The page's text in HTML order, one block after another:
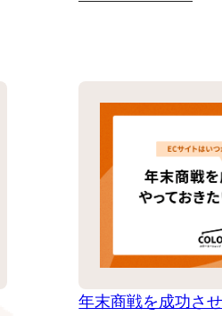
年末商戦を成功さ